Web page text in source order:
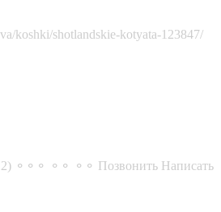
koshki/shotlandskie-kotyata-123847/
⚬⚬⚬ ⚬⚬ ⚬⚬ Позвонить Написать